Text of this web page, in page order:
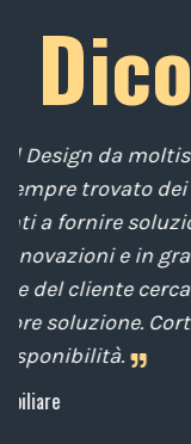
Lo staff della
problemi posti
gentilezza e
rapporto
adatte alle